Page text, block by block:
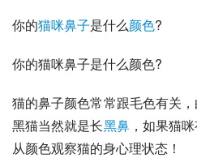
你的猫咪鼻子是什么颜色?
你的猫咪鼻子是什么颜色?
猫的鼻子颜色常常跟毛色有关，
黑猫当然就是长黑鼻，如果猫
从颜色观察猫的身心理状态！